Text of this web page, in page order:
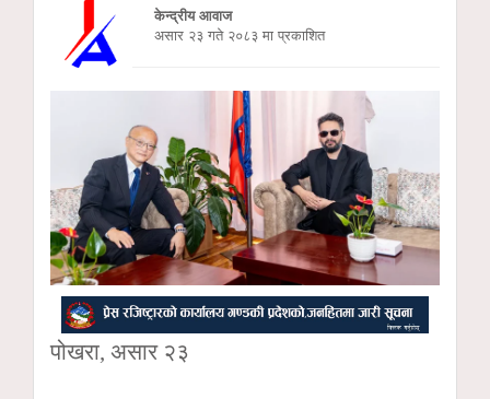
केन्द्रीय आवाज
असार २३ गते २०८३ मा प्रकाशित
पोखरा, असार २३